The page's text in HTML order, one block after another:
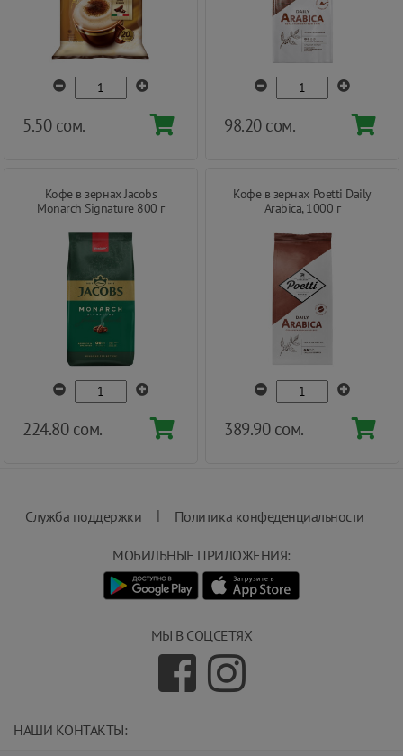
5.50 сом. 98.20 сом.
Кофе в зернах Jacobs
Monarch Signature 800 г
224.80 сом.
Кофе в зернах Poetti Daily
Arabica, 1000 г
389.90 сом.
Служба поддержки | Политика конфеденциальности
МЫ В СОЦСЕТЯХ
НАШИ КОНТАКТЫ:
МОБИЛЬНЫЕ ПРИЛОЖЕНИЯ: